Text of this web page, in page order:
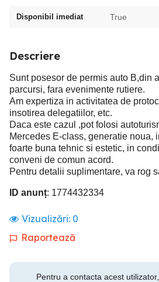
Disponibil imediat True
Descriere
Sunt posesor de permis auto B,din
parcursi, fara evenimente rutiere.
Am expertiza in activitatea de
insotirea delegatiilor, etc.
Daca este cazul ,pot folosi
Mercedes E-class, generatie noua,
foarte buna tehnic si estetic, in
conveni de comun acord.
Pentru detalii suplimentare, va rog
ID anunț: 1774432334
Vizualizări: 0
Raportează
Pentru a contacta acest